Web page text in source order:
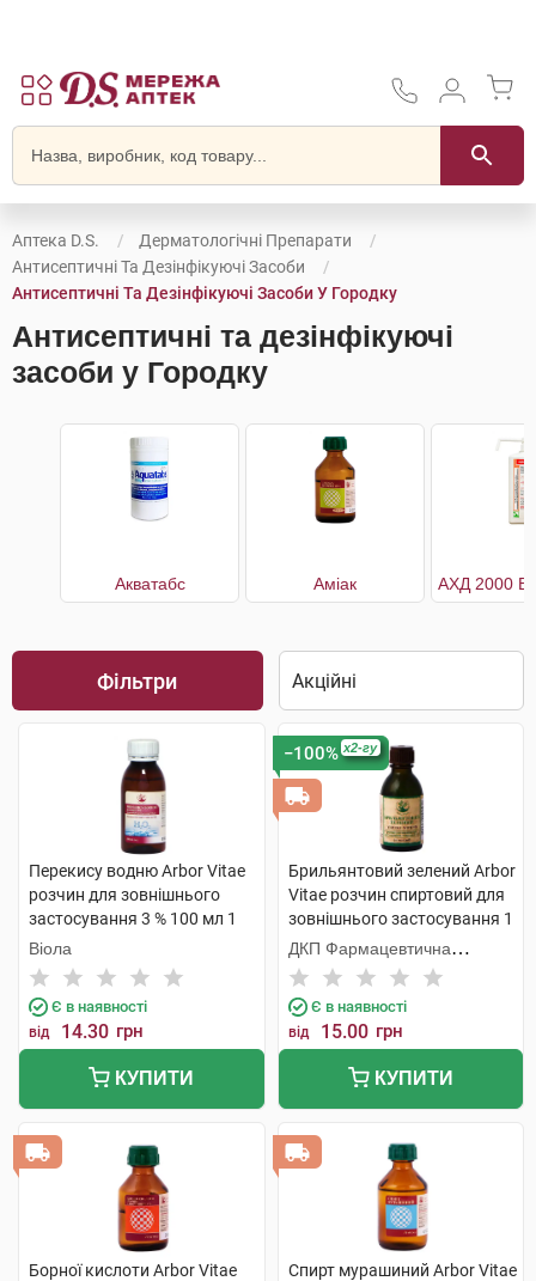
Аптека D.S.
Дерматологічні Препарати
Антисептичні Та Дезінфікуючі Засоби
Антисептичні Та Дезінфікуючі Засоби У Городку
Антисептичні та дезінфікуючі
засоби у Городку
Акватабс Аміак
Фільтри
Перекису водню Arbor Vitae
розчин для зовнішнього
застосування 3 % 100 мл 1
флакон
Віола
Є в наявності
від 14.30 грн
КУПИТИ
−100% x2-гу
Брильянтовий зелений Arbor
Vitae розчин спиртовий для
зовнішнього застосування 1
% 20 мл 1 флакон
ДКП Фармацевтична
фабрика
Є в наявності
від 15.00 грн
КУПИТИ
Борної кислоти Arbor Vitae
Спирт мурашиний Arbor Vitae